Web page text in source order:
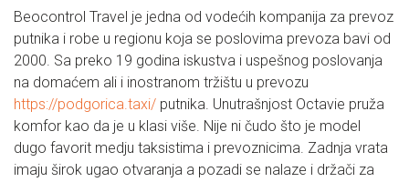
Beocontrol Travel je jedna od vodećih kompanija za prevoz
putnika i robe u regionu koja se poslovima prevoza bavi od
2000. Sa preko 19 godina iskustva i uspešnog poslovanja
na domaćem ali i inostranom tržištu u prevozu
https://podgorica.taxi/ putnika. Unutrašnjost Octavie pruža
komfor kao da je u klasi više. Nije ni čudo što je model
dugo favorit medju taksistima i prevoznicima. Zadnja vrata
imaju širok ugao otvaranja a pozadi se nalaze i držači za